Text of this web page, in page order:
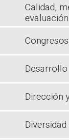
Calidad,
evaluación
Dirección